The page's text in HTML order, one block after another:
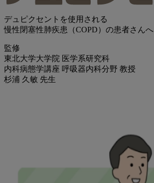
デュピクセントを使用される
慢性閉塞性肺疾患（COPD）の患者さんへ
監修
東北大学大学院 医学系研究科
内科病態学講座 呼吸器内科分野 教授
杉浦 久敏 先生